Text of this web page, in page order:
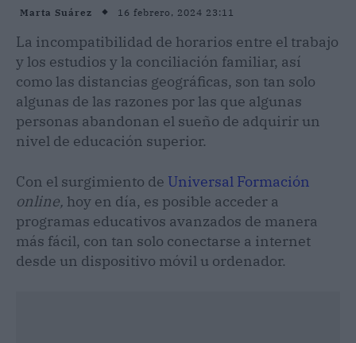
Marta Suárez 16 febrero, 2024 23:11
La incompatibilidad de horarios entre el trabajo
y los estudios y la conciliación familiar, así
como las distancias geográficas, son tan solo
algunas de las razones por las que algunas
personas abandonan el sueño de adquirir un
nivel de educación superior.
Con el surgimiento de Universal Formación
online, hoy en día, es posible acceder a
programas educativos avanzados de manera
más fácil, con tan solo conectarse a internet
desde un dispositivo móvil u ordenador.